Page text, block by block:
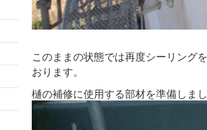
このままの状態では再度シーリング
おります。
樋の補修に使用する部材を準備しまし